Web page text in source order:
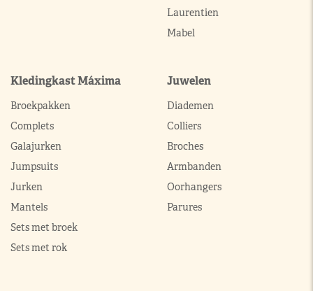
Laurentien
Mabel
Kledingkast Máxima
Broekpakken
Complets
Galajurken
Jumpsuits
Jurken
Mantels
Sets met broek
Sets met rok
Juwelen
Diademen
Colliers
Broches
Armbanden
Oorhangers
Parures